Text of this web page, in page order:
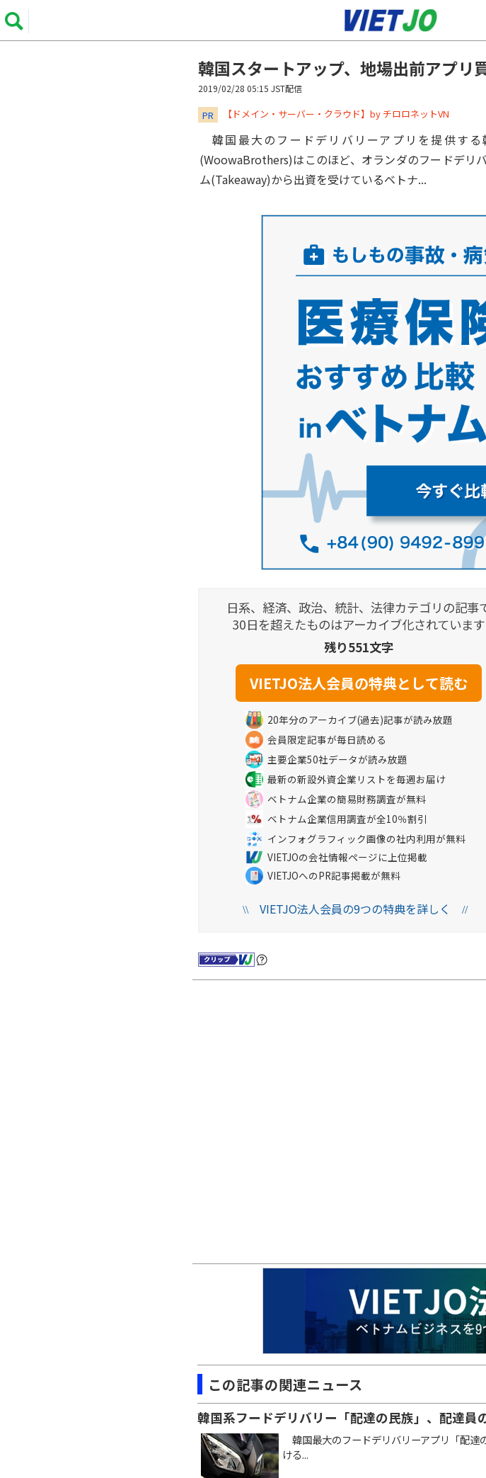
韓国スタートアップ、地場出前アプリ
2019/02/28 05:15 JST配信
PR ​​​​​​​【ドメイン・サーバー・クラウド】by チロロネットVN
韓国最大のフードデリバリーアプリを提供す
(WoowaBrothers)はこのほど、オランダのフードデリ
ム(Takeaway)から出資を受けているベトナ...
日系、経済、政治、統計、法律カテゴリの記事
30日を超えたものはアーカイブ化されています
残り551文字
20年分のアーカイブ(過去)記事が読み放題
会員限定記事が毎日読める
主要企業50社データが読み放題
最新の新設外資企業リストを毎週お届け
ベトナム企業の簡易財務調査が無料
ベトナム企業信用調査が全10％割引
インフォグラフィック画像の社内利用が無料
VIETJOの会社情報ページに上位掲載
VIETJOへのPR記事掲載が無料
\\VIETJO法人会員の9つの特典を詳しく //
この記事の関連ニュース
韓国系フードデリバリー「配達の民族」、配達員
韓国最大のフードデリバリーアプリ「配
ける...